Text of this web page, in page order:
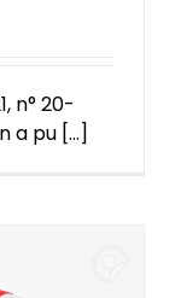
n° 20-
a pu [...]